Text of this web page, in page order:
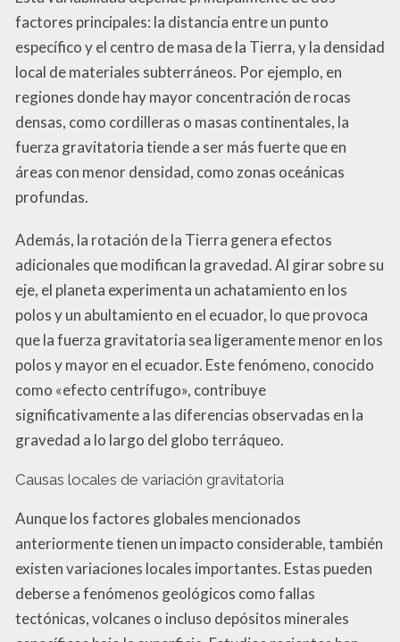
factores principales: la distancia entre un punto
específico y el centro de masa de la Tierra, y la densidad
local de materiales subterráneos. Por ejemplo, en
regiones donde hay mayor concentración de rocas
densas, como cordilleras o masas continentales, la
fuerza gravitatoria tiende a ser más fuerte que en
áreas con menor densidad, como zonas oceánicas
profundas.
Además, la rotación de la Tierra genera efectos
adicionales que modifican la gravedad. Al girar sobre su
eje, el planeta experimenta un achatamiento en los
polos y un abultamiento en el ecuador, lo que provoca
que la fuerza gravitatoria sea ligeramente menor en los
polos y mayor en el ecuador. Este fenómeno, conocido
como «efecto centrífugo», contribuye
significativamente a las diferencias observadas en la
gravedad a lo largo del globo terráqueo.
Causas locales de variación gravitatoria
Aunque los factores globales mencionados
anteriormente tienen un impacto considerable, también
existen variaciones locales importantes. Estas pueden
deberse a fenómenos geológicos como fallas
tectónicas, volcanes o incluso depósitos minerales